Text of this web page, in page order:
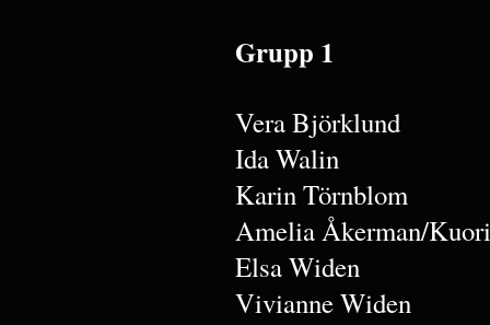
Grupp 1
Vera Björklund
Ida Walin
Karin Törnblom
Amelia Åkerman/
Elsa Widen
Vivianne Widen